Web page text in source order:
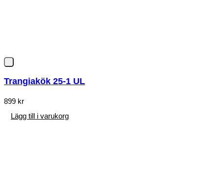
Trangiakök 25-1 UL
899 kr
Lägg till i varukorg